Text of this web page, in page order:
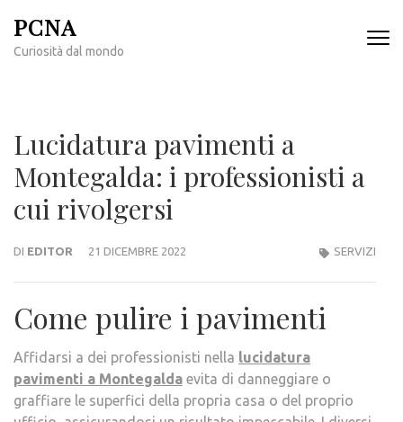
contenuto
PCNA
Curiosità dal mondo
Lucidatura pavimenti a
Montegalda: i professionisti a
cui rivolgersi
DI EDITOR 21 DICEMBRE 2022 SERVIZI
Come pulire i pavimenti
Affidarsi a dei professionisti nella lucidatura
pavimenti a Montegalda evita di danneggiare o
graffiare le superfici della propria casa o del proprio